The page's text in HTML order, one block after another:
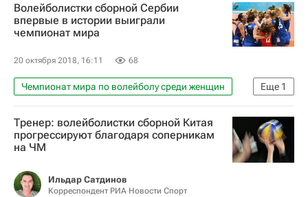
Волейболистки сборной Сербии
впервые в истории выиграли
чемпионат мира
20 октября 2018, 16:11 68
Еще 1
Чемпионат мира по волейболу среди женщин
Волейбол
Тренер: волейболистки сборной Китая
прогрессируют благодаря соперникам
на ЧМ
Ильдар Сатдинов
Корреспондент РИА Новости Спорт